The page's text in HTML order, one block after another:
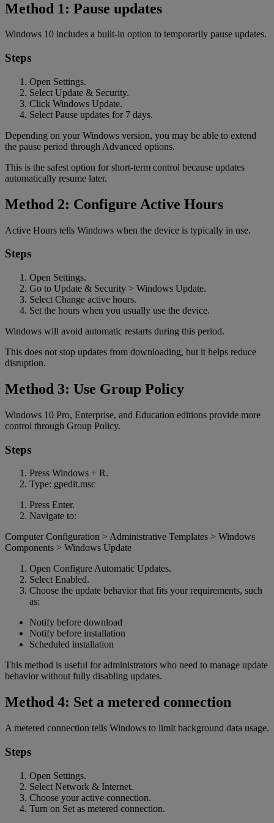
Method 1: Pause updates
Windows 10 includes a built-in option to temporarily pause updates.
Steps
Open Settings.
Select Update & Security.
Click Windows Update.
Select Pause updates for 7 days.
Depending on your Windows version, you may be able to extend
the pause period through Advanced options.
This is the safest option for short-term control because updates
automatically resume later.
Method 2: Configure Active Hours
Active Hours tells Windows when the device is typically in use.
Steps
Open Settings.
Go to Update & Security > Windows Update.
Select Change active hours.
Set the hours when you usually use the device.
Windows will avoid automatic restarts during this period.
This does not stop updates from downloading, but it helps reduce
disruption.
Method 3: Use Group Policy
Windows 10 Pro, Enterprise, and Education editions provide more
control through Group Policy.
Steps
Press Windows + R.
Type: gpedit.msc
Press Enter.
Navigate to:
Computer Configuration > Administrative Templates > Windows
Components > Windows Update
Open Configure Automatic Updates.
Select Enabled.
Choose the update behavior that fits your requirements, such
as:
Notify before download
Notify before installation
Scheduled installation
This method is useful for administrators who need to manage update
behavior without fully disabling updates.
Method 4: Set a metered connection
A metered connection tells Windows to limit background data usage.
Steps
Open Settings.
Select Network & Internet.
Choose your active connection.
Turn on Set as metered connection.